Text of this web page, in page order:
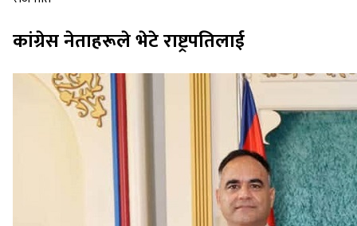
कांग्रेस नेताहरूले भेटे राष्ट्रपतिलाई